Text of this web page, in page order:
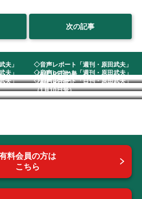
次の記事
夫」
◇音声レポート「週刊・原田武夫」
（4月10日号)発...
夫」
◇音声レポート「週刊・原田武夫」
（4月14日号） ...
夫」
◇音声レポート「日刊・原田武夫」
（1月10日号） ...
料会員の方は
こちら